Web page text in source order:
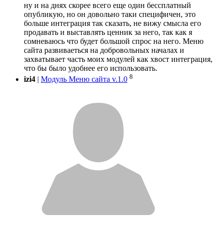
ну и на днях скорее всего еще один бессплатный
опубликую, но он довольно таки специфичен, это
больше интеграция так сказать, не вижу смысла его
продавать и выставлять ценник за него, так как я
сомневаюсь что будет большой спрос на него. Меню
сайта развиваеться на добровольных началах и
захватывает часть моих модулей как хвост интеграция,
что бы было удобнее его использовать.
izi4 | Модуль Меню сайта v.1.0 8